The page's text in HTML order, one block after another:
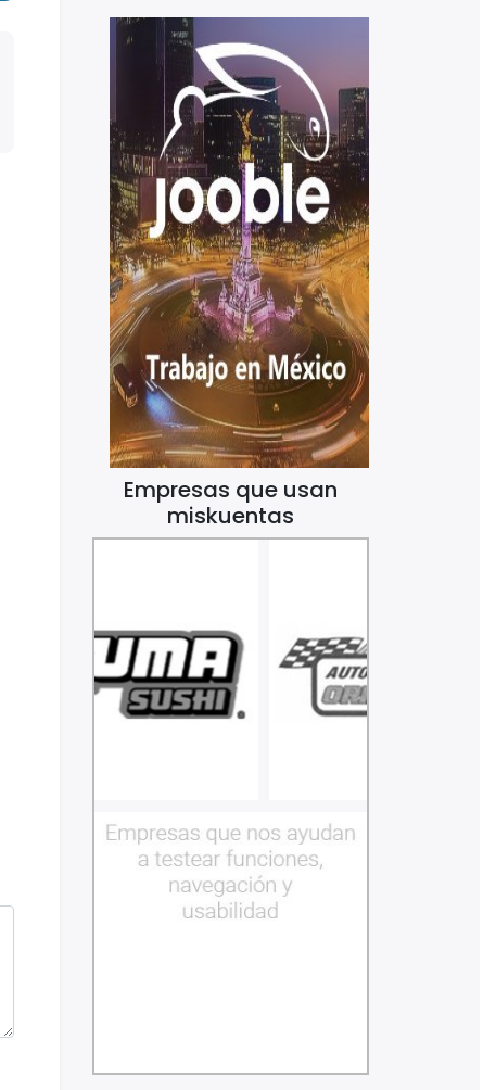
Empresas que usan
miskuentas